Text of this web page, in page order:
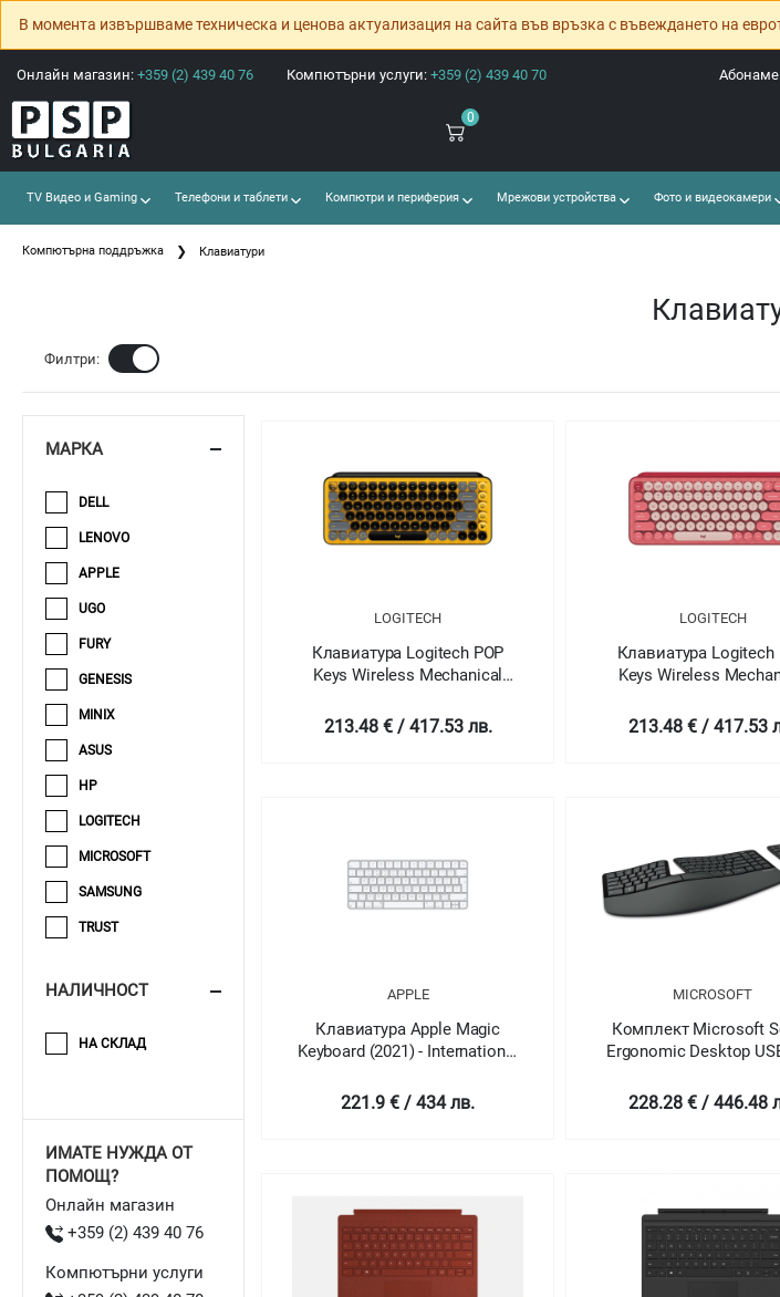
В момента извършваме техническа и ценова актуализация на сайта във връзка с въвеждането на
Онлайн магазин: +359 (2) 439 40 76 Компютърни услуги: +359 (2) 439 40 70
0
TV Видео и Gaming Телефони и таблети Компютри и периферия Мрежови устройства Фото и видеокамери
Компютърна поддръжка Клавиатури
Филтри: Ф
LOGITECH
Клавиатура Logitech POP
Keys Wireless Mechanical
BLAST_YELLOW - US INT'L -
213.48 € / 417.53 лв.
LOGITECH
Клавиатура Logitech
Keys Wireless
HEARTBREAKER_ROSE
213.48 € / 417.53
APPLE
Клавиатура Apple Magic
Keyboard (2021) - International
221.9 € / 434 лв.
MICROSOFT
Комплект Microsoft
Ergonomic Desktop
228.28 € / 446.48
МАРКА
DELL
LENOVO
APPLE
UGO
FURY
GENESIS
MINIX
ASUS
HP
LOGITECH
MICROSOFT
SAMSUNG
TRUST
НАЛИЧНОСТ
НА СКЛАД
ИМАТЕ НУЖДА ОТ
ПОМОЩ?
Онлайн магазин
+359 (2) 439 40 76
Компютърни услуги